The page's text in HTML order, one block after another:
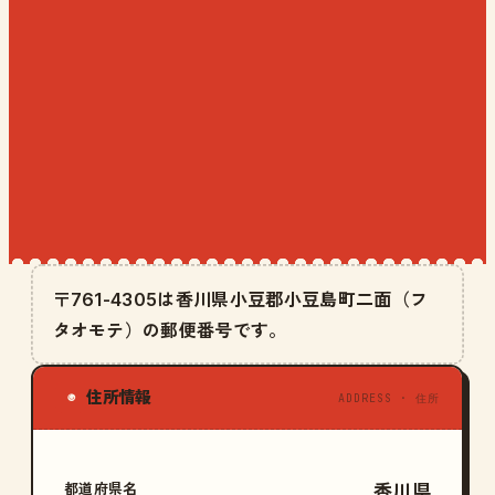
〒761-4305は香川県小豆郡小豆島町二面（フ
タオモテ）の郵便番号です。
◉ 住所情報 ADDRESS · 住所
都道府県名